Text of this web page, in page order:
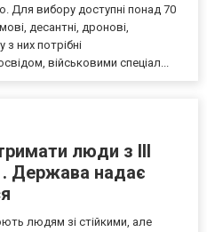
Для вибору доступні понад 70
десантні, дронові,
з них потрібні
військовими спеціал...
люди з III
. Держава надає
людям зі стійкими, але